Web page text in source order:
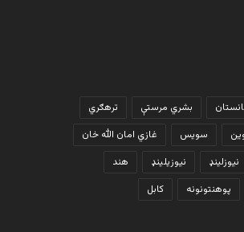
بشري مرستې
ترهګري
سویس
غازي امان الله خان
نیوزلینډ نیوزیلینډ
هند
پوهنتونونه کابل